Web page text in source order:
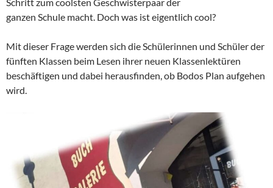
ganzen Schule macht. Doch was ist eigentlich cool?
Mit dieser Frage werden sich die Schülerinnen und Schüler der
fünften Klassen beim Lesen ihrer neuen Klassenlektüren
beschäftigen und dabei herausfinden, ob Bodos Plan aufgehen
wird.